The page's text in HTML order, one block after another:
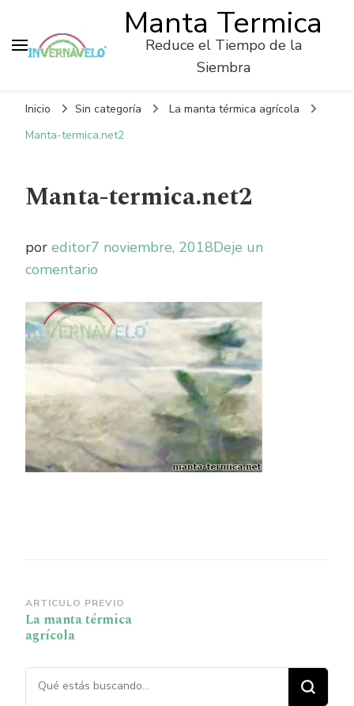
Manta Termica
Reduce el Tiempo de la
Siembra
Inicio Sin categoría
La manta térmica agrícola
Manta-termica.net2
Manta-termica.net2
por editor7 noviembre, 2018Deje un
comentario
termica.net2
Navegación
de
publicación
ARTICULO PREVIO
La manta térmica
agrícola
¿Buscas algo?